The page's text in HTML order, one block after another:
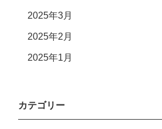
2025年3月
2025年2月
2025年1月
カテゴリー